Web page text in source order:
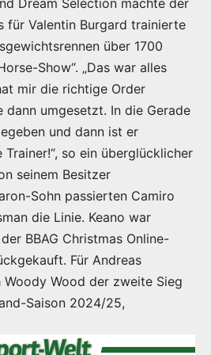
für Valentin Burgard trainierte
über 1700
Show“. „Das war alles
mir die richtige Order
dann umgesetzt. In die Gerade
und dann ist er
so ein überglücklicher
seinem Besitzer
Sohn passierten Camiro
die Linie. Keano war
BBAG Christmas Online-
Für Andreas
Wood der zweite Sieg
Saison 2024/25,